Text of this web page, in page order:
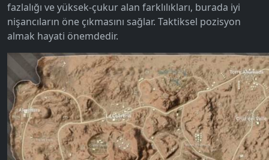
fazlalığı ve yüksek-çukur alan farklılıkları, burada iyi
nişancıların öne çıkmasını sağlar. Taktiksel pozisyon
almak hayati önemdedir.